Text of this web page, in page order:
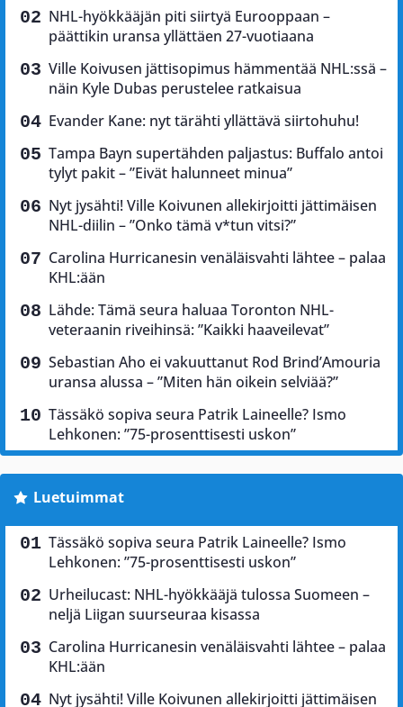
NHL-hyökkääjän piti siirtyä Eurooppaan –
päättikin uransa yllättäen 27-vuotiaana
Ville Koivusen jättisopimus hämmentää NHL:ssä –
näin Kyle Dubas perustelee ratkaisua
Evander Kane: nyt tärähti yllättävä siirtohuhu!
Tampa Bayn supertähden paljastus: Buffalo antoi
tylyt pakit – ”Eivät halunneet minua”
Nyt jysähti! Ville Koivunen allekirjoitti jättimäisen
NHL-diilin – ”Onko tämä v*tun vitsi?”
Carolina Hurricanesin venäläisvahti lähtee – palaa
KHL:ään
Lähde: Tämä seura haluaa Toronton NHL-
veteraanin riveihinsä: ”Kaikki haaveilevat”
Sebastian Aho ei vakuuttanut Rod Brind’Amouria
uransa alussa – ”Miten hän oikein selviää?”
Tässäkö sopiva seura Patrik Laineelle? Ismo
Lehkonen: ”75-prosenttisesti uskon”
Luetuimmat
Tässäkö sopiva seura Patrik Laineelle? Ismo
Lehkonen: ”75-prosenttisesti uskon”
Urheilucast: NHL-hyökkääjä tulossa Suomeen –
neljä Liigan suurseuraa kisassa
Carolina Hurricanesin venäläisvahti lähtee – palaa
KHL:ään
Nyt jysähti! Ville Koivunen allekirjoitti jättimäisen